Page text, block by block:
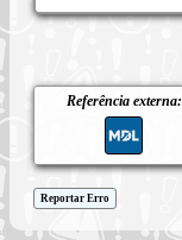
Referência externa:
Reportar Erro